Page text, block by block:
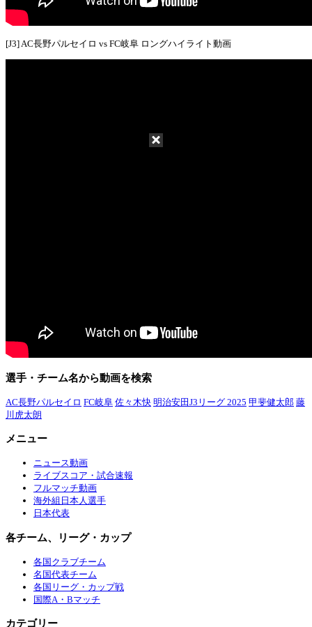
[J3] AC長野パルセイロ vs FC岐阜 ロングハイライト動画
選手・チーム名から動画を検索
AC長野パルセイロ FC岐阜 佐々木快 明治安田J3リーグ 2025 甲斐健太郎 藤
川虎太朗
メニュー
ニュース動画
ライブスコア・試合速報
フルマッチ動画
海外組日本人選手
日本代表
各チーム、リーグ・カップ
各国クラブチーム
名国代表チーム
各国リーグ・カップ戦
国際A・Bマッチ
カテゴリー